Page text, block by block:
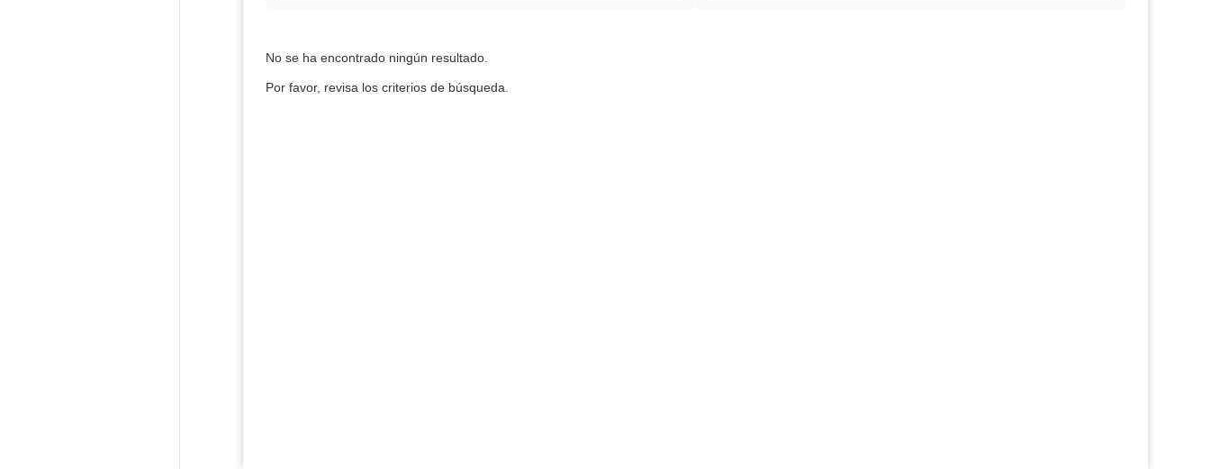
No se ha encontrado ningún resultado.
Por favor, revisa los criterios de búsqueda.